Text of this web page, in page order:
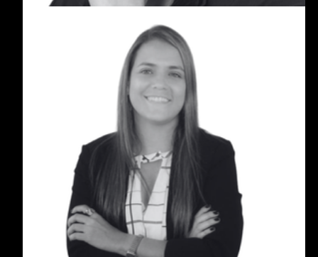
Sandra Gómez Montes
Sandra Gómez Montes es socia del área de
Empresas Familiares en Grandes Patrimonios,
con más de 15 años de experiencia acompañando
a familias empresarias en procesos de
transformación, gobierno corporativo y gestión de
riesgos.